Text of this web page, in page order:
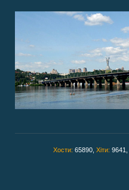
Хости: 65890, Хіти: 9641,